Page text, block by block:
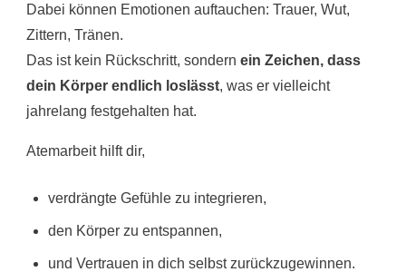
Dabei können Emotionen auftauchen: Trauer, Wut,
Zittern, Tränen.
Das ist kein Rückschritt, sondern ein Zeichen, dass
dein Körper endlich loslässt, was er vielleicht
jahrelang festgehalten hat.
Atemarbeit hilft dir,
verdrängte Gefühle zu integrieren,
den Körper zu entspannen,
und Vertrauen in dich selbst zurückzugewinnen.